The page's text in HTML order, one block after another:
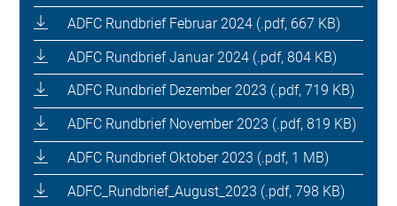
ADFC Rundbrief Februar 2024 (.pdf, 667 KB)
ADFC Rundbrief Januar 2024 (.pdf, 804 KB)
ADFC Rundbrief Dezember 2023 (.pdf, 719 KB)
ADFC Rundbrief November 2023 (.pdf, 819 KB)
ADFC Rundbrief Oktober 2023 (.pdf, 1 MB)
ADFC_Rundbrief_August_2023 (.pdf, 798 KB)